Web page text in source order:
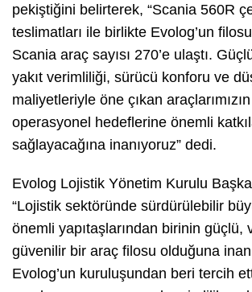
pekiştiğini belirterek, “Scania 560R
teslimatları ile birlikte Evolog’un
Scania araç sayısı 270’e ulaştı.
yakıt verimliliği, sürücü konforu ve
maliyetleriyle öne çıkan
operasyonel hedeflerine önemli
sağlayacağına inanıyoruz” dedi.
Evolog Lojistik Yönetim Kurulu
“Lojistik sektöründe sürdürülebilir
önemli yapıtaşlarından birinin güçlü,
güvenilir bir araç filosu olduğuna
Evolog’un kuruluşundan beri tercih